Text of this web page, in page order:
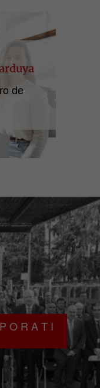
de
R A T I